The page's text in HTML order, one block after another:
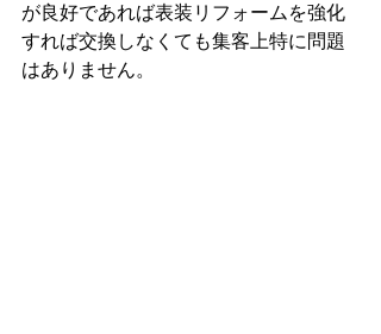
が良好であれば表装リフォームを強化
すれば交換しなくても集客上特に問題
はありません。